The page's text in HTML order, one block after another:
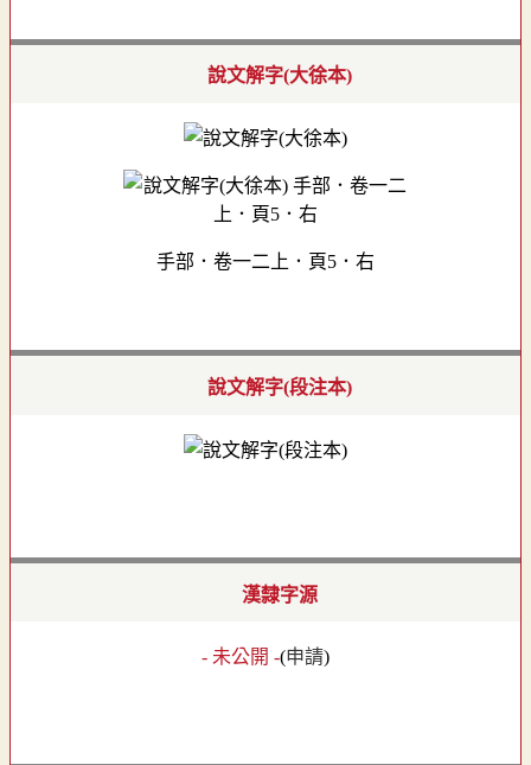
說文解字(大徐本)
手部．卷一二上．頁5．右
說文解字(段注本)
漢隸字源
- 未公開 -(申請)